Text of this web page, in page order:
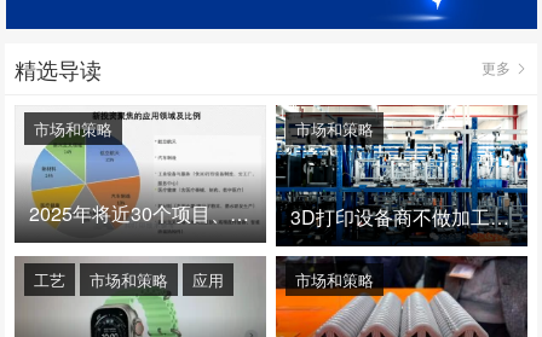
精选导读 更多
2025年将近30个项目、150亿投资：3D打印真的迎来爆发拐点了吗
市场和策略
3D打印设备商不做加工服务，就成了旁观者！
市场和策略
工艺 市场和策略 应用 市场和策略